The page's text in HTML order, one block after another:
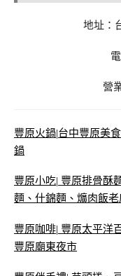
地址：
營
豐原火鍋|台中豐原美
鍋
豐原小吃| 豐原排骨酥
麵、什錦麵、爌肉飯老
豐原咖啡| 豐原太平洋
豐原廟東夜市